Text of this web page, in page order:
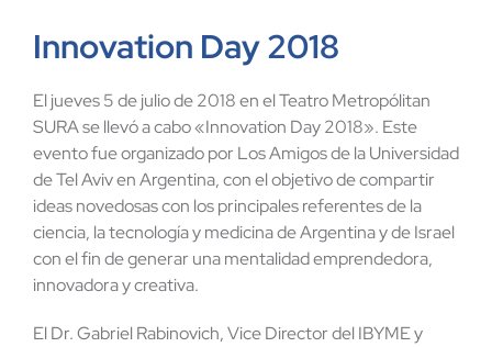
Innovation Day 2018
El jueves 5 de julio de 2018 en el Teatro Metropólitan
SURA se llevó a cabo «Innovation Day 2018». Este
evento fue organizado por Los Amigos de la Universidad
de Tel Aviv en Argentina, con el objetivo de compartir
ideas novedosas con los principales referentes de la
ciencia, la tecnología y medicina de Argentina y de Israel
con el fin de generar una mentalidad emprendedora,
innovadora y creativa.
El Dr. Gabriel Rabinovich, Vice Director del IBYME y